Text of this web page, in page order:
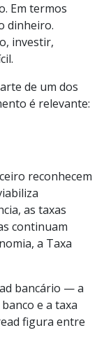
Em termos
dinheiro.
investir,
de um dos
é relevante:
reconhecem
as taxas
continuam
a Taxa
bancário — a
e a taxa
figura entre